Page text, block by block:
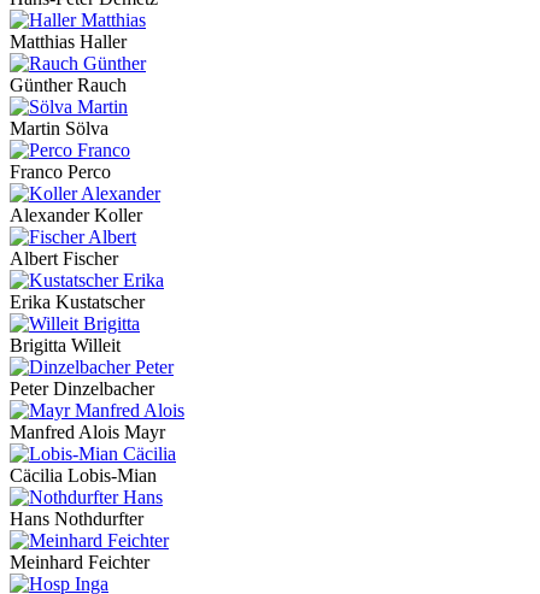
Matthias Haller
Günther Rauch
Martin Sölva
Franco Perco
Alexander Koller
Albert Fischer
Erika Kustatscher
Brigitta Willeit
Peter Dinzelbacher
Manfred Alois Mayr
Cäcilia Lobis-Mian
Hans Nothdurfter
Meinhard Feichter